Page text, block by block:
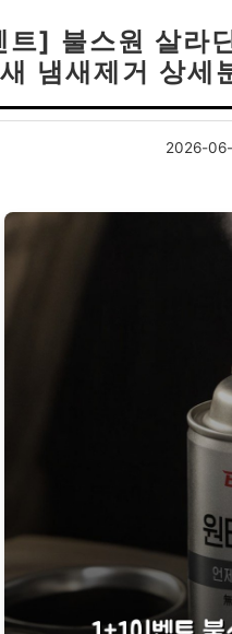
] 불스원 살라
새 냄새제거 상세
2026-